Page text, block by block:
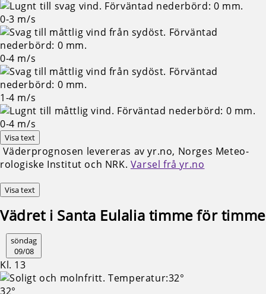
0-3 m/s
0-4 m/s
1-4 m/s
0-4 m/s
Visa text
Väderprognosen levereras av yr.no, Norges Meteo­
rologiske Institut och NRK. Varsel frå yr.no
Visa text
Vädret i Santa Eulalia timme för timme
söndag
09/08
Kl. 13
32°